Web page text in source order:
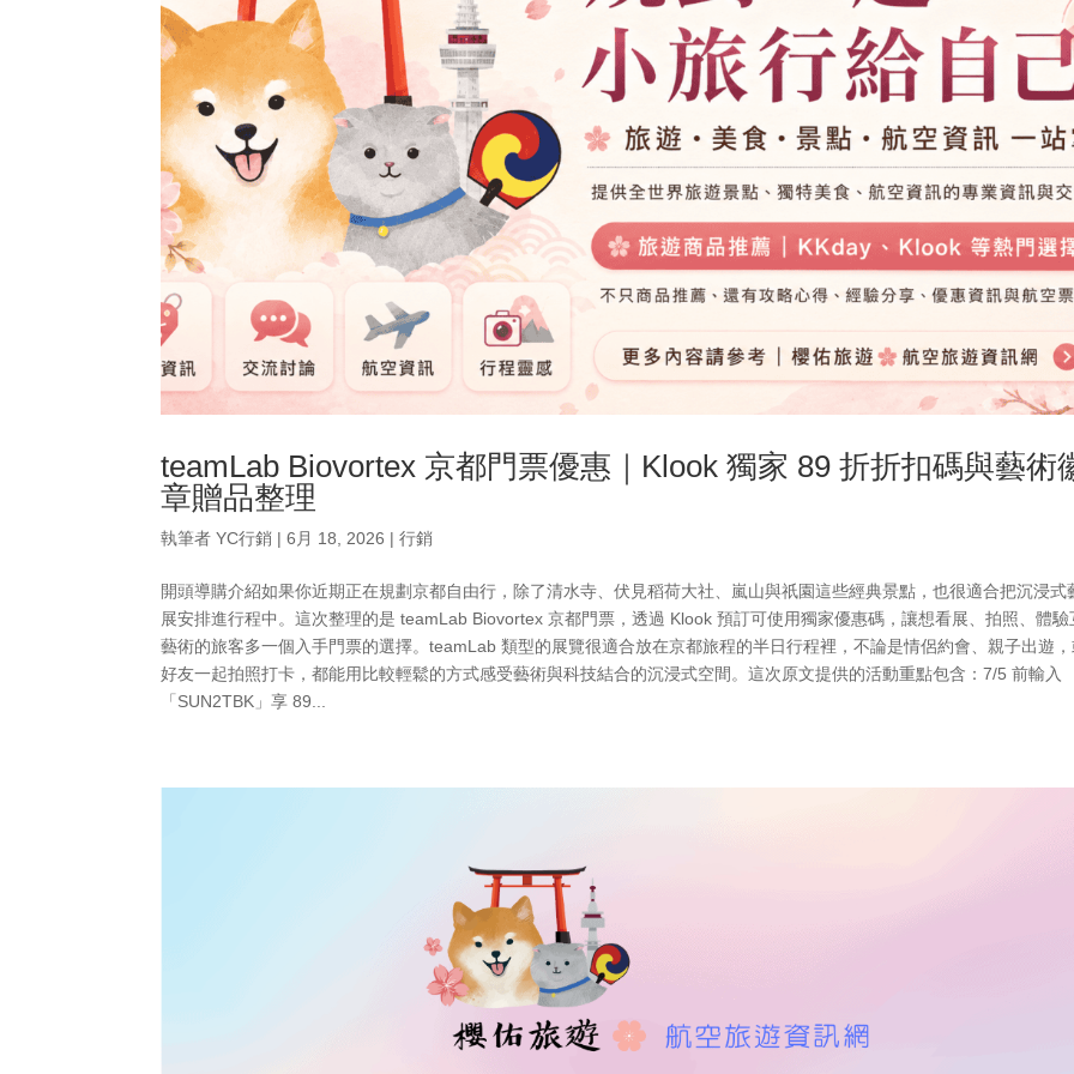
teamLab Biovortex 京都門票優惠｜Klook 獨家 89 折折扣碼與藝術
章贈品整理
執筆者YC行銷 |6月 18, 2026 |行銷
開頭導購介紹如果你近期正在規劃京都自由行，除了清水寺、伏見稻荷大社、嵐山與祇園這些經典景點，也很適合把沉浸式
展安排進行程中。這次整理的是 teamLab Biovortex 京都門票，透過 Klook 預訂可使用獨家優惠碼，讓想看展、拍照、體驗
藝術的旅客多一個入手門票的選擇。teamLab 類型的展覽很適合放在京都旅程的半日行程裡，不論是情侶約會、親子出遊
好友一起拍照打卡，都能用比較輕鬆的方式感受藝術與科技結合的沉浸式空間。這次原文提供的活動重點包含：7/5 前輸入
「SUN2TBK」享 89...